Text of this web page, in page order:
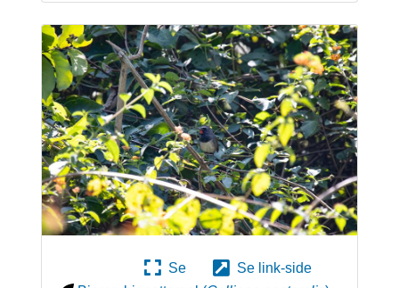
Se
Se link-side